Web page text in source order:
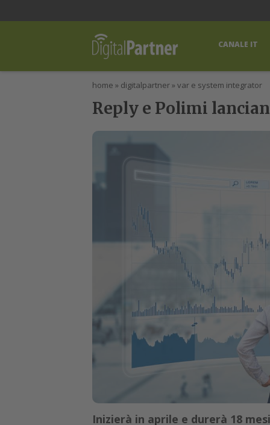
CANALE IT
home » digitalpartner» var e system integrator
Reply e Polimi
Inizierà in aprile e durerà 18